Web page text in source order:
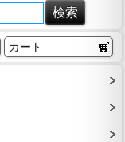
カート